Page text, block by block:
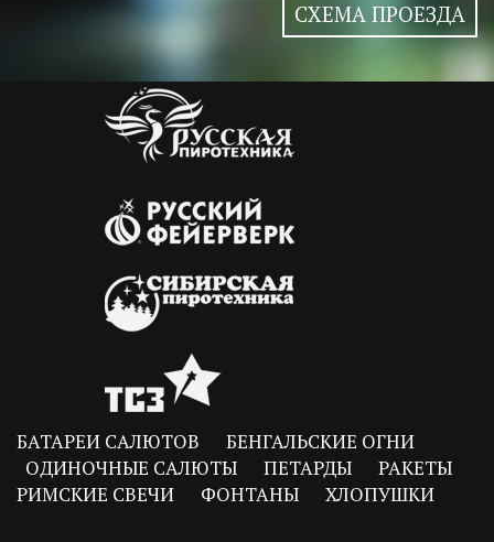
СХЕМА ПРОЕЗДА
БАТАРЕИ САЛЮТОВ
БЕНГАЛЬСКИЕ ОГНИ
ОДИНОЧНЫЕ САЛЮТЫ
ПЕТАРДЫ
РАКЕТЫ
РИМСКИЕ СВЕЧИ
ФОНТАНЫ ХЛОПУШКИ